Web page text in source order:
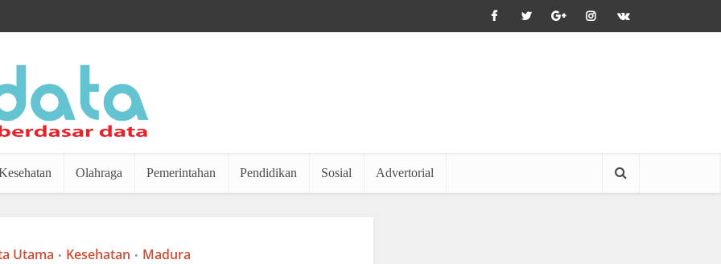
Olahraga Pemerintahan Pendidikan Sosial Advertorial
Utama • Kesehatan • Madura